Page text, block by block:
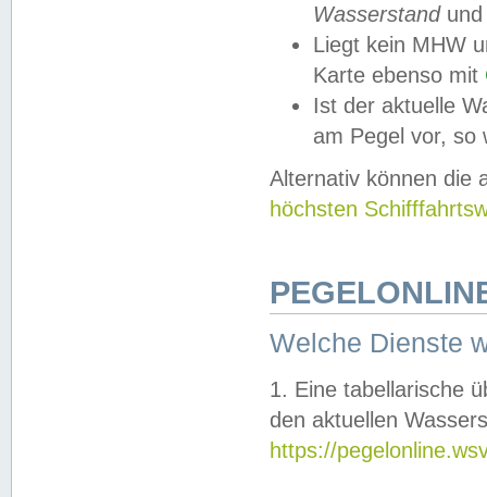
Wasserstandund
Liegt kein MHW
Karte ebenso mit
Ist der aktuelle
am Pegel vor,
Alternativ können die
höchsten
Welche Dienste
1. Eine tabellarische
den aktuellen
https://